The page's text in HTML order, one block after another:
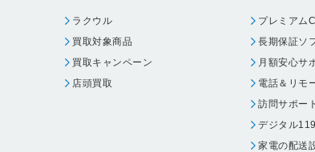
ラクウル
買取対象商品
買取キャンペーン
店頭買取
プレミアム
長期保証ソ
月額安心サ
電話＆リモ
訪問サポー
デジタル
家電の配送